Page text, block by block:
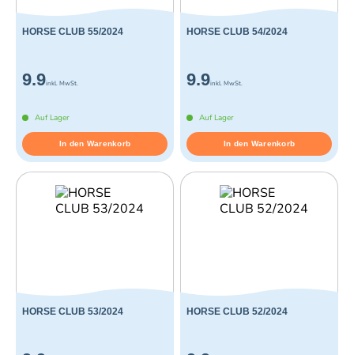
HORSE CLUB 55/2024
9.9inkl. MwSt.
Auf Lager
In den Warenkorb
HORSE CLUB 54/2024
9.9inkl. MwSt.
Auf Lager
In den Warenkorb
HORSE CLUB 53/2024 HORSE CLUB 52/2024